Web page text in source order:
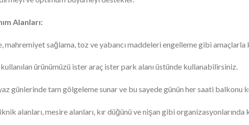
Alanları:
mahremiyet sağlama, toz ve yabancı maddeleri engelleme gibi amaçlarla
ürünümüzü ister araç ister park alanı üstünde kullanabilirsiniz.
günlerinde tam gölgeleme sunar ve bu sayede günün her saati balkonu
alanları, mesire alanları, kır düğünü ve nişan gibi